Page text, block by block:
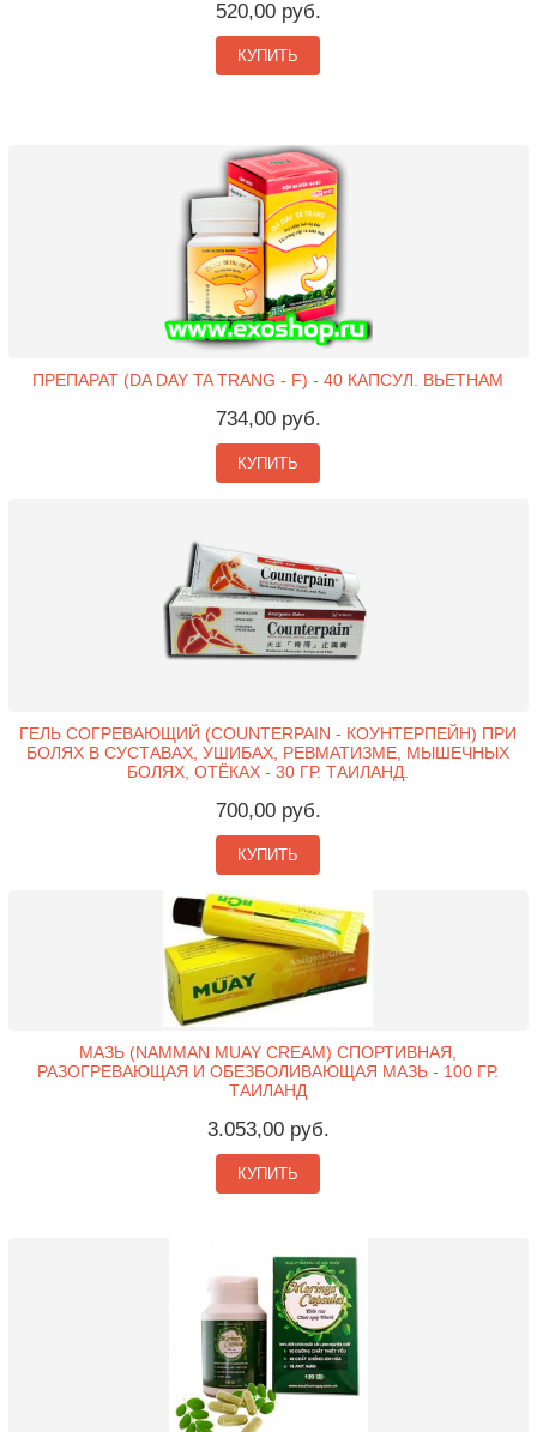
520,00 руб.
КУПИТЬ
ПРЕПАРАТ (DA DAY TA TRANG - F) - 40 КАПСУЛ. ВЬЕТНАМ
734,00 руб.
КУПИТЬ
ГЕЛЬ СОГРЕВАЮЩИЙ (COUNTERPAIN - КОУНТЕРПЕЙН) ПРИ
БОЛЯХ В СУСТАВАХ, УШИБАХ, РЕВМАТИЗМЕ, МЫШЕЧНЫХ
БОЛЯХ, ОТЁКАХ - 30 ГР. ТАИЛАНД.
700,00 руб.
КУПИТЬ
МАЗЬ (NAMMAN MUAY CREAM) СПОРТИВНАЯ,
РАЗОГРЕВАЮЩАЯ И ОБЕЗБОЛИВАЮЩАЯ МАЗЬ - 100 ГР.
ТАИЛАНД
3.053,00 руб.
КУПИТЬ